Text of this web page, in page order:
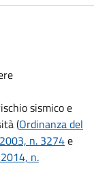
sismico e
(Ordinanza del
n. 3274e
n.